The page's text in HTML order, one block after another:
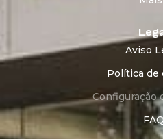
Aviso
Política de
Configuração
FAQ